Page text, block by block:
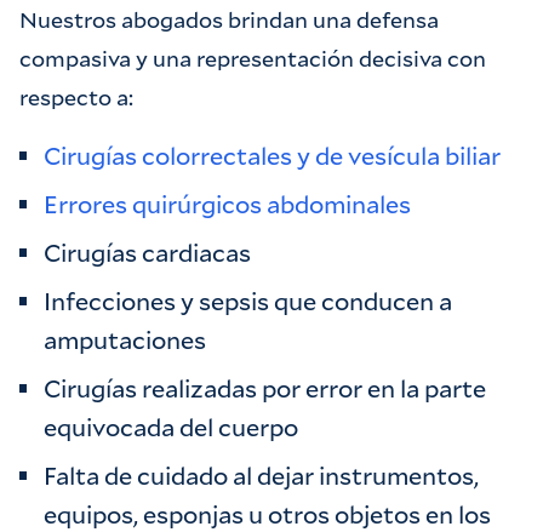
Nuestros abogados brindan una defensa
compasiva y una representación decisiva con
respecto a:
Cirugías colorrectales y de vesícula biliar
Errores quirúrgicos abdominales
Cirugías cardiacas
Infecciones y sepsis que conducen a
amputaciones
Cirugías realizadas por error en la parte
equivocada del cuerpo
Falta de cuidado al dejar instrumentos,
equipos, esponjas u otros objetos en los